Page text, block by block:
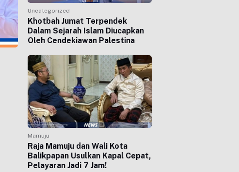
Uncategorized
Khotbah Jumat Terpendek
Dalam Sejarah Islam Diucapkan
Oleh Cendekiawan Palestina
Mamuju
Raja Mamuju dan Wali Kota
Balikpapan Usulkan Kapal Cepat,
Pelayaran Jadi 7 Jam!